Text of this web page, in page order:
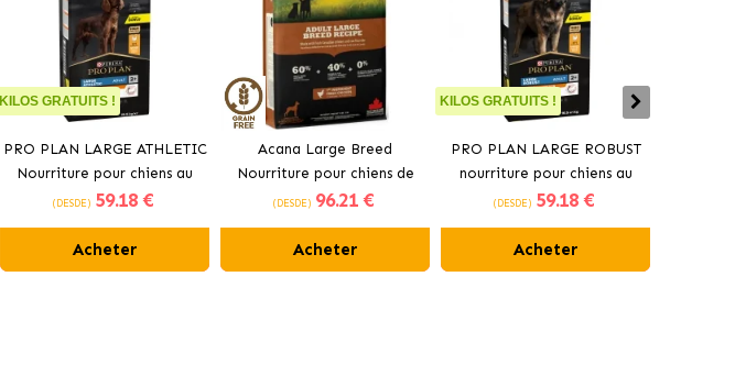
KILOS GRATUITS !
PRO PLAN LARGE ATHLETIC
Nourriture pour chiens au
poulet
(DESDE) 59.18 €
Acheter
Acana Large Breed
Nourriture pour chiens de
grandes races au poulet
(DESDE) 96.21 €
Acheter
KILOS GRATUITS !
PRO PLAN LARGE ROBUST
nourriture pour chiens au
poulet
(DESDE) 59.18 €
Acheter